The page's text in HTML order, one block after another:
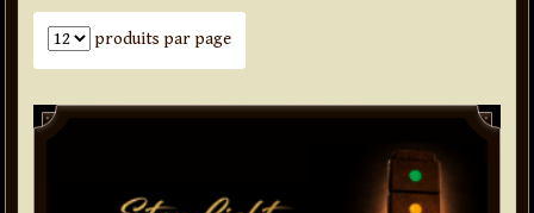
Nombre de produits par page
produits par page
Paddle